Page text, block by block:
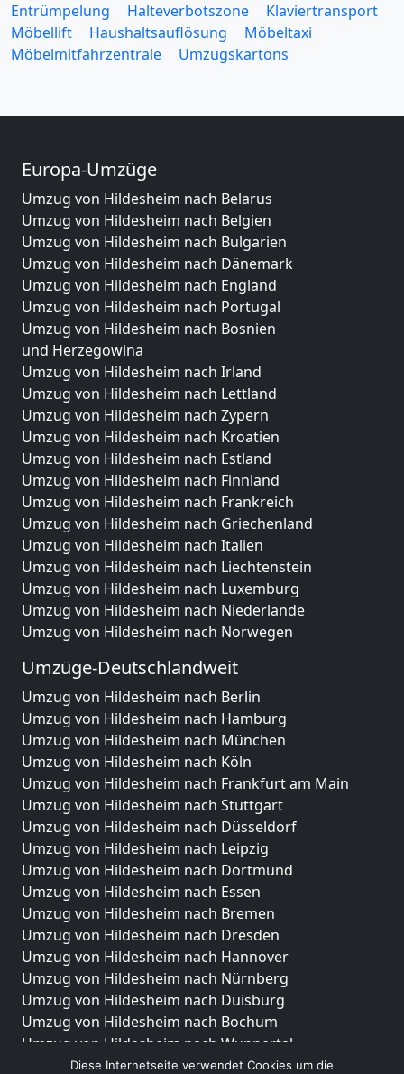
Entrümpelung
Halteverbotszone
Klaviertransport
Möbellift
Haushaltsauflösung
Möbeltaxi
Möbelmitfahrzentrale
Umzugskartons
Europa-Umzüge
Umzug von Hildesheim nach Belarus
Umzug von Hildesheim nach Belgien
Umzug von Hildesheim nach Bulgarien
Umzug von Hildesheim nach Dänemark
Umzug von Hildesheim nach England
Umzug von Hildesheim nach Portugal
Umzug von Hildesheim nach Bosnien
und Herzegowina
Umzug von Hildesheim nach Irland
Umzug von Hildesheim nach Lettland
Umzug von Hildesheim nach Zypern
Umzug von Hildesheim nach Kroatien
Umzug von Hildesheim nach Estland
Umzug von Hildesheim nach Finnland
Umzug von Hildesheim nach Frankreich
Umzug von Hildesheim nach Griechenland
Umzug von Hildesheim nach Italien
Umzug von Hildesheim nach Liechtenstein
Umzug von Hildesheim nach Luxemburg
Umzug von Hildesheim nach Niederlande
Umzug von Hildesheim nach Norwegen
Umzüge-Deutschlandweit
Umzug von Hildesheim nach Berlin
Umzug von Hildesheim nach Hamburg
Umzug von Hildesheim nach München
Umzug von Hildesheim nach Köln
Umzug von Hildesheim nach Frankfurt am Main
Umzug von Hildesheim nach Stuttgart
Umzug von Hildesheim nach Düsseldorf
Umzug von Hildesheim nach Leipzig
Umzug von Hildesheim nach Dortmund
Umzug von Hildesheim nach Essen
Umzug von Hildesheim nach Bremen
Umzug von Hildesheim nach Dresden
Umzug von Hildesheim nach Hannover
Umzug von Hildesheim nach Nürnberg
Umzug von Hildesheim nach Duisburg
Umzug von Hildesheim nach Bochum
Umzug von Hildesheim nach Wuppertal
Umzug von Hildesheim nach Bielefeld
Diese Internetseite verwendet Cookies um die